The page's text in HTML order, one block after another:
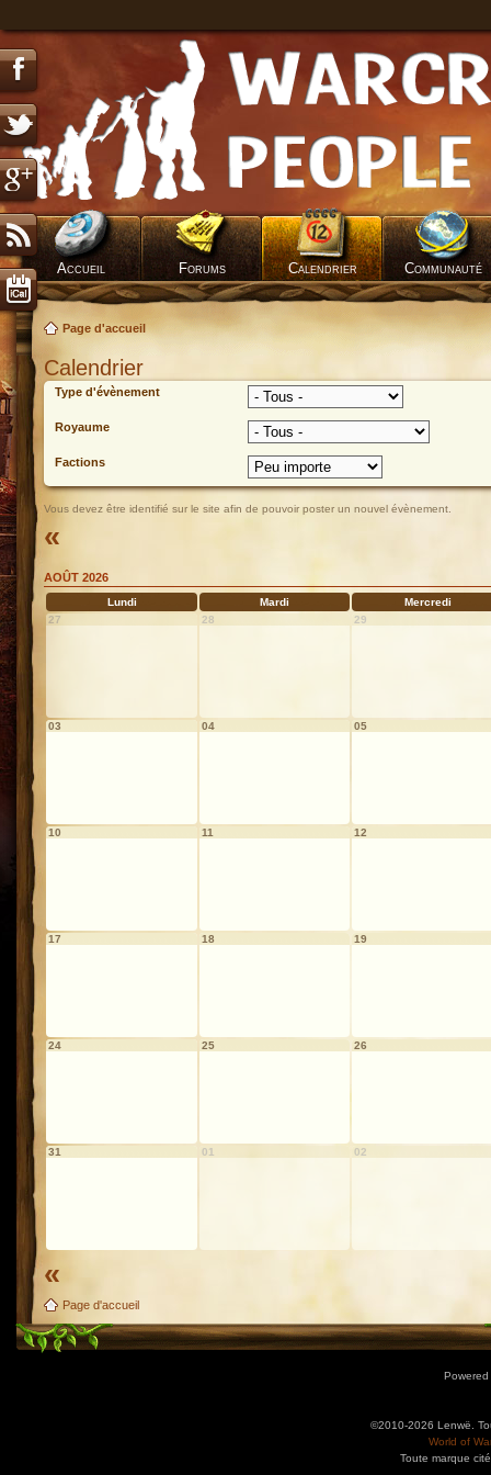
Accueil Forums Calendrier Communauté
Page d'accueil
Calendrier
Type d'évènement
Royaume
Factions
Vous devez être identifié sur le site afin de pouvoir poster un nouvel évènement.
«
AOÛT 2026
Lundi Mardi
Mercredi
27
28 29
03 04 05
10 11 12
17 18 19
24 25 26
31 01 02
«
Page d'accueil
©2010-2026 Lenwë.
World of
Toute marque